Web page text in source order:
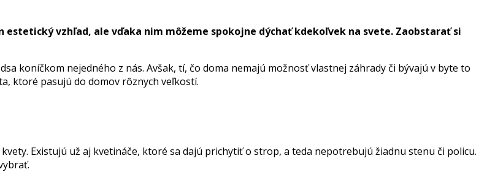
vzhľad, ale vďaka nim môžeme spokojne dýchať kdekoľvek na svete. Zaobstarať si
koníčkom nejedného z nás. Avšak, tí, čo doma nemajú možnosť vlastnej záhrady či bývajú v byte to
ktoré pasujú do domov rôznych veľkostí.
Existujú už aj kvetináče, ktoré sa dajú prichytiť o strop, a teda nepotrebujú žiadnu stenu či policu.